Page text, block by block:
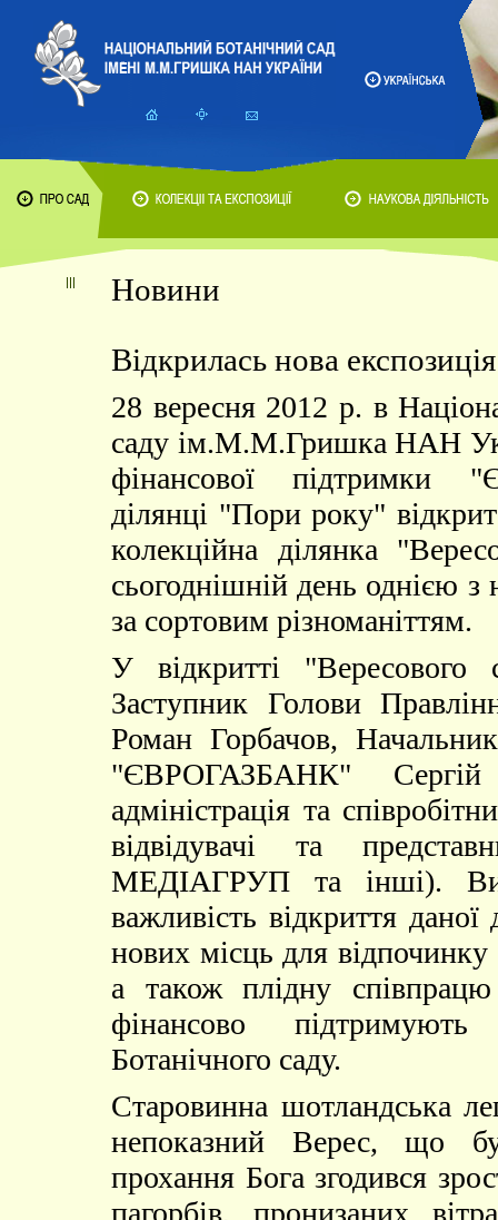
Новини
Відкрилась нова
28 вересня 2012 р. в
саду ім.М.М.Гришка НАН
фінансової
ділянці "Пори року"
колекційна ділянка
сьогоднішній день однією з
за сортовим різноманіттям.
У відкритті "Вересового
Заступник Голови
Роман Горбачов,
"ЄВРОГАЗБАНК"
адміністрація та
відвідувачі та
МЕДІАГРУП та інші).
важливість відкриття
нових місць для відпочинку
а також плідну
фінансово
Ботанічного саду.
Старовинна шотландська
непоказний Верес, що
прохання Бога згодився
пагорбів, пронизаних